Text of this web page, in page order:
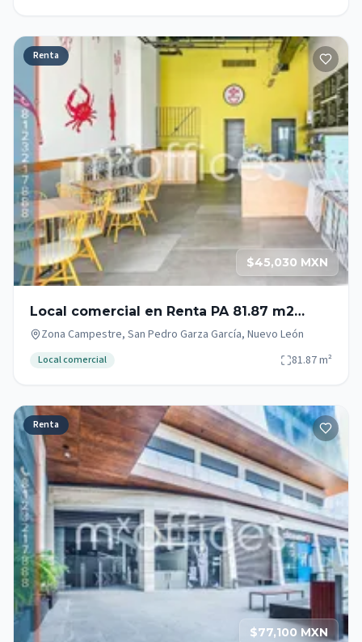
Renta
$45,030 MXN
Local comercial en Renta PA 81.87 m2
Zona Campestre San Pedro Garza Garcia.
Zona Campestre, San Pedro Garza García, Nuevo León
Local comercial 81.87m²
Renta
$77,100 MXN